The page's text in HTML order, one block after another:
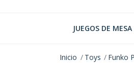
JUEGOS DE MESA
Inicio Toys Funko